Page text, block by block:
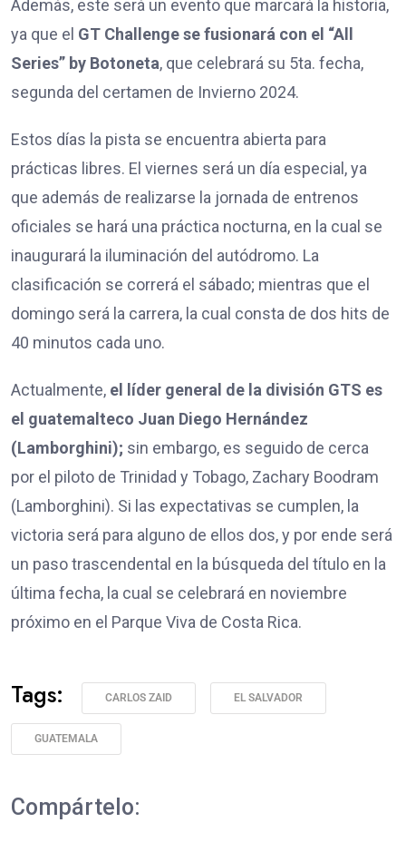
Además, este será un evento que marcará la historia,
ya que el GT Challenge se fusionará con el “All
Series” by Botoneta, que celebrará su 5ta. fecha,
segunda del certamen de Invierno 2024.
Estos días la pista se encuentra abierta para
prácticas libres. El viernes será un día especial, ya
que además de realizarse la jornada de entrenos
oficiales se hará una práctica nocturna, en la cual se
inaugurará la iluminación del autódromo. La
clasificación se correrá el sábado; mientras que el
domingo será la carrera, la cual consta de dos hits de
40 minutos cada uno.
Actualmente, el líder general de la división GTS es
el guatemalteco Juan Diego Hernández
(Lamborghini); sin embargo, es seguido de cerca
por el piloto de Trinidad y Tobago, Zachary Boodram
(Lamborghini). Si las expectativas se cumplen, la
victoria será para alguno de ellos dos, y por ende será
un paso trascendental en la búsqueda del título en la
última fecha, la cual se celebrará en noviembre
próximo en el Parque Viva de Costa Rica.
Tags: CARLOS ZAID EL SALVADOR
GUATEMALA
Compártelo: